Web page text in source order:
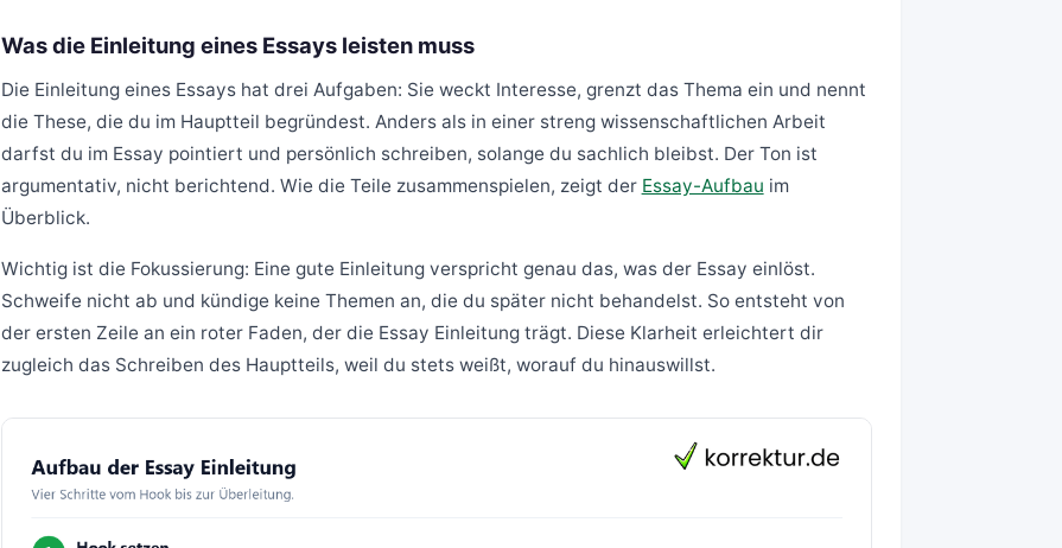
Was die Einleitung eines Essays leisten muss
Die Einleitung eines Essays hat drei Aufgaben: Sie weckt Interesse, grenzt das Thema ein und nennt
die These, die du im Hauptteil begründest. Anders als in einer streng wissenschaftlichen Arbeit
darfst du im Essay pointiert und persönlich schreiben, solange du sachlich bleibst. Der Ton ist
argumentativ, nicht berichtend. Wie die Teile zusammenspielen, zeigt der Essay-Aufbau im
Überblick.
Wichtig ist die Fokussierung: Eine gute Einleitung verspricht genau das, was der Essay einlöst.
Schweife nicht ab und kündige keine Themen an, die du später nicht behandelst. So entsteht von
der ersten Zeile an ein roter Faden, der die Essay Einleitung trägt. Diese Klarheit erleichtert dir
zugleich das Schreiben des Hauptteils, weil du stets weißt, worauf du hinauswillst.